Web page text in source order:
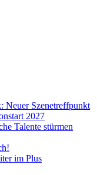
Neuer Szenetreffpunkt
2027
Talente stürmen
im Plus